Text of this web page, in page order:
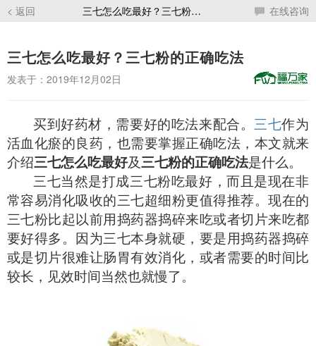
< 返回 三七怎么吃最好？三七粉的正确吃法 在线咨询
三七怎么吃最好？三七粉的正确吃法
发表于：2019年12月02日
买到好药材，需要好的吃法来配合。 三七作为
活血化瘀的良药，也需要掌握正确吃法，本文就来
介绍三七怎么吃最好及三七粉的正确吃法是什么。
三七当然是打成三七粉吃最好，而且是现在非
常容易消化吸收的三七超细粉更值得推荐。现在的
三七粉比起以前用捣药器捣碎来吃或者切片来吃都
要好得多。因为三七本身就硬，要是用捣药器捣碎
或是切片很难让肠胃有效消化，或者需要的时间比
较长，见效时间当然也就慢了。